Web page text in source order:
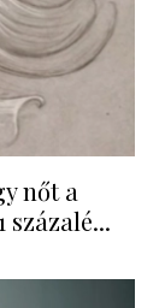
nőt a
százalé...